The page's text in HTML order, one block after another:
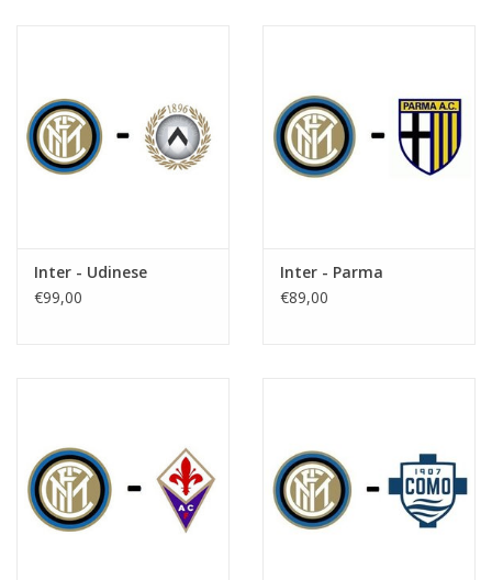
Inter - Udinese
€99,00
Inter - Parma
€89,00